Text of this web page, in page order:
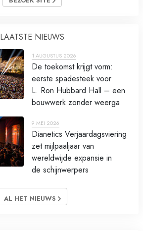
LAATSTE NIEUWS
1 AUGUSTUS 2026
De toekomst krijgt vorm:
eerste spadesteek voor
L. Ron Hubbard Hall – een
bouwwerk zonder weerga
9 MEI 2026
Dianetics Verjaardagsviering
zet mijlpaaljaar van
wereldwijde expansie in
de schijnwerpers
AL HET NIEUWS